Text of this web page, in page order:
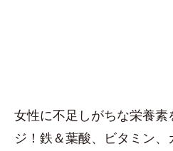
女性に不足しがちな栄養
ジ！鉄＆葉酸、ビタミン